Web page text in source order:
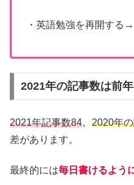
・英語勉強を再開する
2021年の記事数は前
2021年記事数84。 2020年
差があります。
最終的には毎日書けるよう